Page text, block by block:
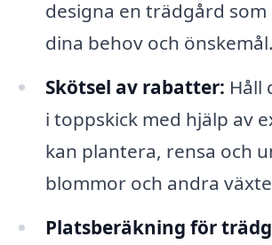
designa en trädgård
dina behov och önskemål.
Skötsel av rabatter: Håll
i toppskick med hjälp av
kan plantera, rensa och
blommor och andra
Platsberäkning för